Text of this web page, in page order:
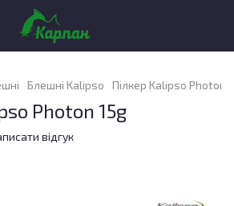
Блешні Kalipso Пілкер Kalipso Photon
Photon 15g
відгук